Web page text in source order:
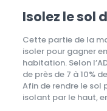
Isolez le sol
Cette partie de la
isoler pour gagner
habitation. Selon
de près de 7 à 10%
Afin de rendre le sol
isolant par le haut,